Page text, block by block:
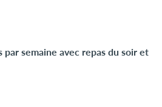
semaine avec repas du soir et